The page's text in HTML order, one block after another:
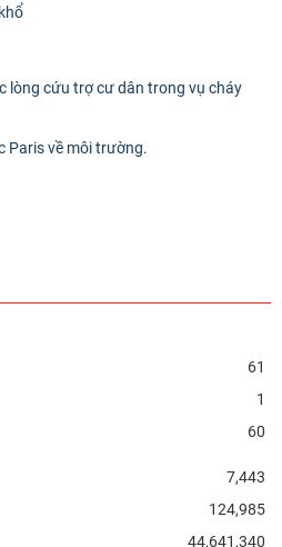
lòng cứu trợ cư dân trong vụ cháy
Paris về môi trường.
61
1
60
7,443
124,985
44,641,340